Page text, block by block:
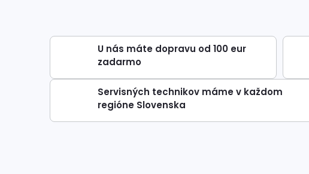
U nás máte dopravu od 100 eur
zadarmo
Servisných technikov máme v každom
regióne Slovenska